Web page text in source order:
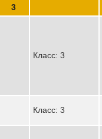
3
Класс: 3
Класс: 3